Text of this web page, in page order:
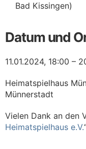
Bad Kissingen)
Datum und
11.01.2024, 18:00 –
Heimatspielhaus
Münnerstadt
Vielen Dank an den
Heimatspielhaus e.V.